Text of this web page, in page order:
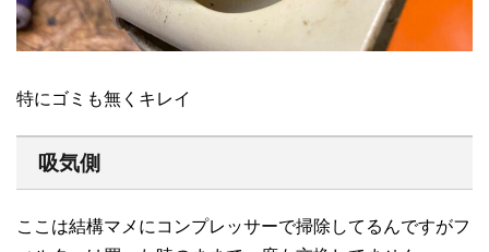
特にゴミも無くキレイ
吸気側
ここは結構マメにコンプレッサーで掃除してるんですがフ